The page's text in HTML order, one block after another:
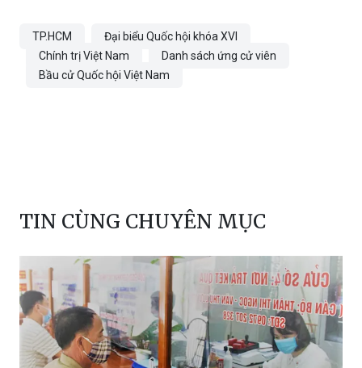
TP.HCM
Đại biểu Quốc hội khóa XVI
Chính trị Việt Nam
Danh sách ứng cử viên
Bầu cử Quốc hội Việt Nam
TIN CÙNG CHUYÊN MỤC